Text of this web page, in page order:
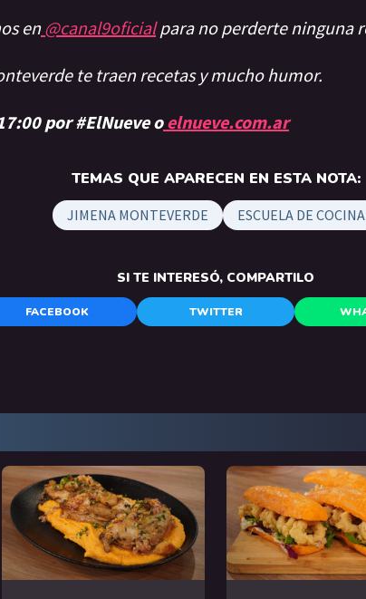
en @canal9oficialpara no perderte ninguna
te traen recetas y mucho humor.
por #ElNueve o elnueve.com.ar
TEMAS QUE APARECEN EN ESTA NOTA:
JIMENA MONTEVERDE ESCUELA DE COCINA
SI TE INTERESÓ, COMPARTILO
FACEBOOK TWITTER